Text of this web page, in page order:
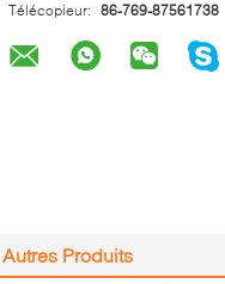
Télécopieur: 86-769-87561738
Autres Produits